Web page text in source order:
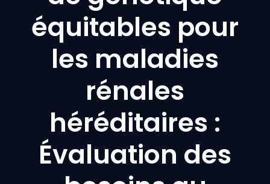
équitables pour
les maladies
rénales
héréditaires :
Évaluation des